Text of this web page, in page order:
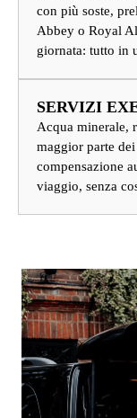
con più soste,
Abbey o Royal
giornata: tutto in
SERVIZI
Acqua minerale,
maggior parte
compensazione
viaggio, senza